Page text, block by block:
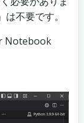
不要です。
Notebook